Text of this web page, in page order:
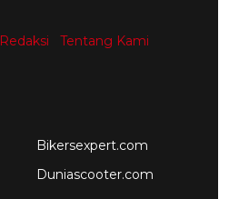
Redaksi
Tentang Kami
Bikersexpert.com
Duniascooter.com